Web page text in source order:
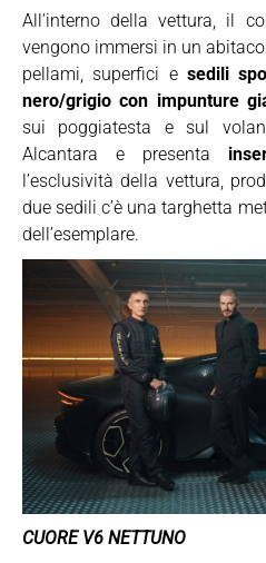
All’interno della vettura, il
vengono immersi in un
pellami, superfici e sedili
nero/grigio con impunture
sui poggiatesta e sul
Alcantara e presenta
l’esclusività della vettura,
due sedili c’è una targhetta
dell’esemplare.
CUORE V6 NETTUNO